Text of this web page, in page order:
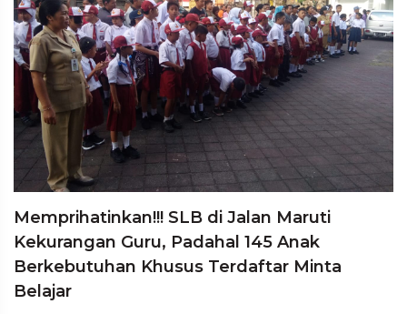
Memprihatinkan!!! SLB di Jalan Maruti
Kekurangan Guru, Padahal 145 Anak
Berkebutuhan Khusus Terdaftar Minta
Belajar